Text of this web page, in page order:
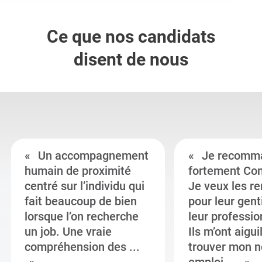
Ce que nos candidats
disent de nous
Un accompagnement
humain de proximité
centré sur l’individu qui
fait beaucoup de bien
lorsque l’on recherche
un job. Une vraie
compréhension des ...
Je
fortement
Je veux les
pour leur
leur
Ils m’ont
trouver mon